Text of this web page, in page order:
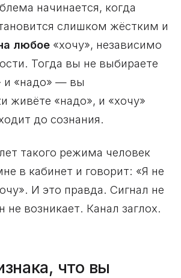
начинается, когда
слишком жёстким и
любое «хочу», независимо
Тогда вы не выбираете
и «надо» — вы
живёте «надо», и «хочу»
до сознания.
такого режима человек
в кабинет и говорит: «Я не
И это правда. Сигнал не
возникает. Канал заглох.
что вы